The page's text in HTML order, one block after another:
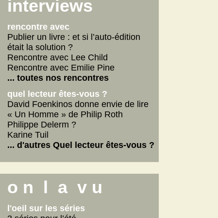
La fabrique des pervers
... lire les autres
interviews
rencontre avec
Publier un livre : et si l’auto-édition
était la solution ?
Rencontre avec Lee Child
Rencontre avec Emilie Pine
... toutes nos rencontres
quel lecteur êtes-vous ?
David Foenkinos donne envie de lire
« Un Homme » de Philip Roth
Philippe Delerm ?
Karine Tuil
... d'autres Quel lecteur êtes-vous ?
o n l a v u
l'oeil sur les séries